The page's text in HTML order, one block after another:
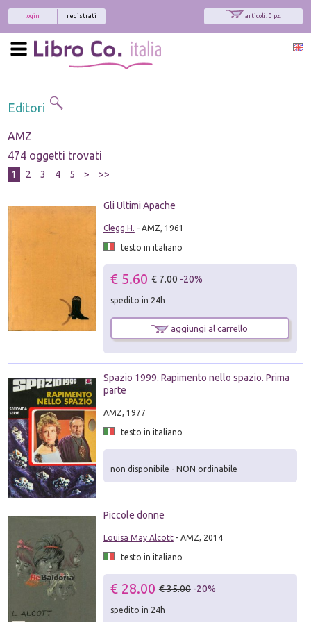
articoli: 0 pz.
registrati
login
Editori
AMZ
474 oggetti trovati
1 2 3 4 5 > >>
Gli Ultimi Apache
Clegg H. - AMZ, 1961
testo in italiano
€ 5.60 € 7.00 -20%
spedito in 24h
aggiungi al carrello
Spazio 1999. Rapimento nello spazio. Prima
parte
AMZ, 1977
testo in italiano
non disponibile - NON ordinabile
Piccole donne
Louisa May Alcott- AMZ, 2014
testo in italiano
€ 28.00 € 35.00 -20%
spedito in 24h